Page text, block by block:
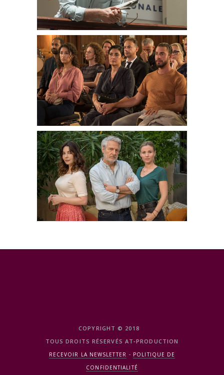
COPYRIGHT © 2018
TOUS DROITS RÉSERVÉS AT‑PRODUCTION
RECEVOIR LA NEWSLETTER - POLITIQUE DE
CONFIDENTIALITÉ